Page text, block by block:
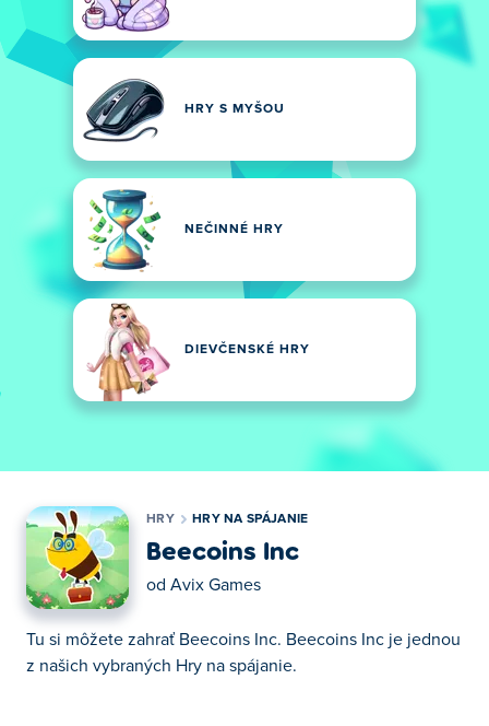
HRY S MYŠOU
NEČINNÉ HRY
DIEVČENSKÉ HRY
HRY HRY NA SPÁJANIE
Beecoins Inc
od Avix Games
Tu si môžete zahrať Beecoins Inc. Beecoins Inc je jednou
z našich vybraných Hry na spájanie.